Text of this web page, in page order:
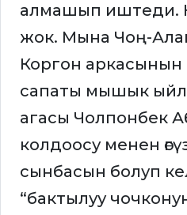
алмашып иштеди.
жок. Мына Чоң-
Коргон аркасынын
сапаты мышык
агасы Чолпонбек
колдоосу менен өгүз
сынбасын болуп
“бактылуу